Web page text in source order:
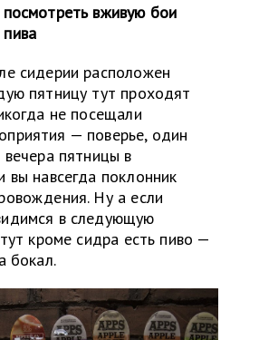
вживую бои
сидерии расположен
пятницу тут проходят
не посещали
— поверье, один
вечера пятницы в
вы навсегда поклонник
Ну а если
в следующую
кроме сидра есть пиво —
бокал.